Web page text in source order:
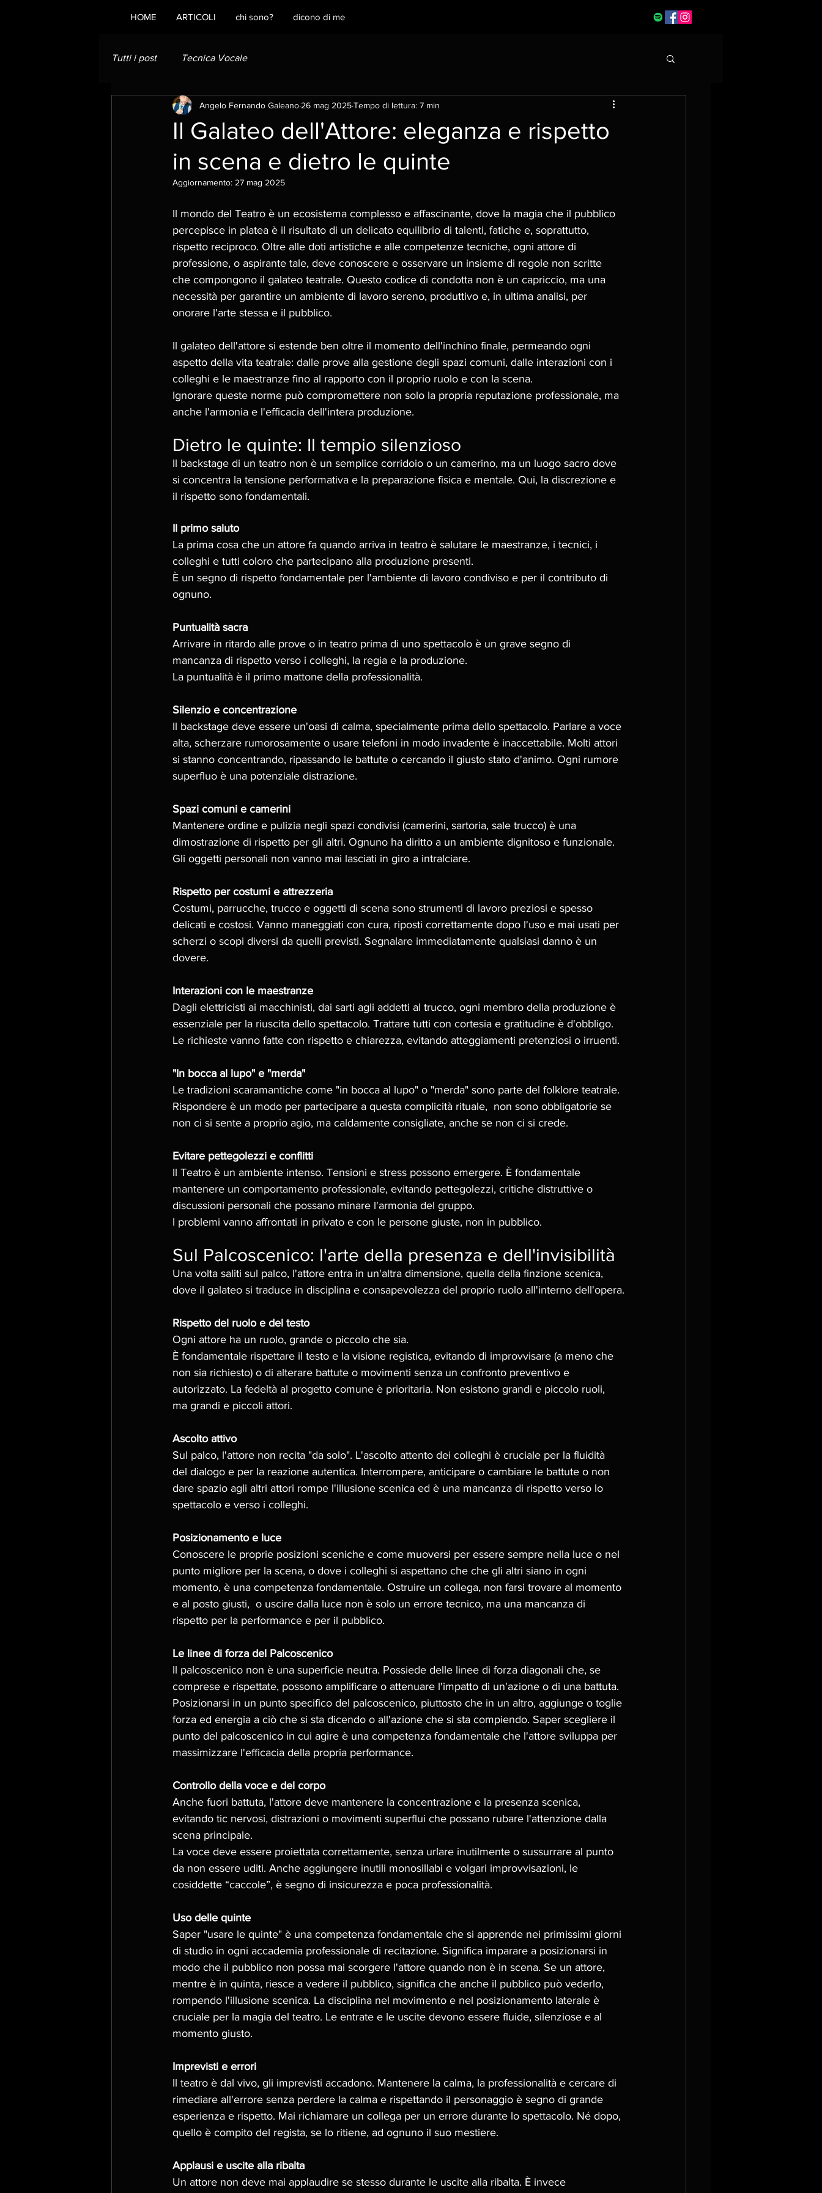
HOME ARTICOLI chi sono? dicono di me
Tutti i post Tecnica Vocale
Il Galateo dell'Attore: eleganza e rispetto
in scena e dietro le quinte
Angelo Fernando Galeano 26 mag 2025Tempo di lettura: 7 min
Aggiornamento: 27 mag 2025
Il mondo del Teatro è un ecosistema complesso e affascinante, dove la magia che il pubblico
percepisce in platea è il risultato di un delicato equilibrio di talenti, fatiche e, soprattutto,
rispetto reciproco. Oltre alle doti artistiche e alle competenze tecniche, ogni attore di
professione, o aspirante tale, deve conoscere e osservare un insieme di regole non scritte
che compongono il galateo teatrale. Questo codice di condotta non è un capriccio, ma una
necessità per garantire un ambiente di lavoro sereno, produttivo e, in ultima analisi, per
onorare l'arte stessa e il pubblico.
Il galateo dell'attore si estende ben oltre il momento dell'inchino finale, permeando ogni
aspetto della vita teatrale: dalle prove alla gestione degli spazi comuni, dalle interazioni con i
colleghi e le maestranze fino al rapporto con il proprio ruolo e con la scena.
Ignorare queste norme può compromettere non solo la propria reputazione professionale, ma
anche l'armonia e l'efficacia dell'intera produzione.
Dietro le quinte: Il tempio silenzioso
Il backstage di un teatro non è un semplice corridoio o un camerino, ma un luogo sacro dove
si concentra la tensione performativa e la preparazione fisica e mentale. Qui, la discrezione e
il rispetto sono fondamentali.
Il primo saluto
La prima cosa che un attore fa quando arriva in teatro è salutare le maestranze, i tecnici, i
colleghi e tutti coloro che partecipano alla produzione presenti.
È un segno di rispetto fondamentale per l'ambiente di lavoro condiviso e per il contributo di
ognuno.
Puntualità sacra
Arrivare in ritardo alle prove o in teatro prima di uno spettacolo è un grave segno di
mancanza di rispetto verso i colleghi, la regia e la produzione.
La puntualità è il primo mattone della professionalità.
Silenzio e concentrazione
Il backstage deve essere un'oasi di calma, specialmente prima dello spettacolo. Parlare a voce
alta, scherzare rumorosamente o usare telefoni in modo invadente è inaccettabile. Molti attori
si stanno concentrando, ripassando le battute o cercando il giusto stato d'animo. Ogni rumore
superfluo è una potenziale distrazione.
Spazi comuni e camerini
Mantenere ordine e pulizia negli spazi condivisi (camerini, sartoria, sale trucco) è una
dimostrazione di rispetto per gli altri. Ognuno ha diritto a un ambiente dignitoso e funzionale.
Gli oggetti personali non vanno mai lasciati in giro a intralciare.
Rispetto per costumi e attrezzeria
Costumi, parrucche, trucco e oggetti di scena sono strumenti di lavoro preziosi e spesso
delicati e costosi. Vanno maneggiati con cura, riposti correttamente dopo l'uso e mai usati per
scherzi o scopi diversi da quelli previsti. Segnalare immediatamente qualsiasi danno è un
dovere.
Interazioni con le maestranze
Dagli elettricisti ai macchinisti, dai sarti agli addetti al trucco, ogni membro della produzione è
essenziale per la riuscita dello spettacolo. Trattare tutti con cortesia e gratitudine è d'obbligo.
Le richieste vanno fatte con rispetto e chiarezza, evitando atteggiamenti pretenziosi o irruenti.
"In bocca al lupo" e "merda"
Le tradizioni scaramantiche come "in bocca al lupo" o "merda" sono parte del folklore teatrale.
Rispondere è un modo per partecipare a questa complicità rituale,  non sono obbligatorie se
non ci si sente a proprio agio, ma caldamente consigliate, anche se non ci si crede.
Evitare pettegolezzi e conflitti
Il Teatro è un ambiente intenso. Tensioni e stress possono emergere. È fondamentale
mantenere un comportamento professionale, evitando pettegolezzi, critiche distruttive o
discussioni personali che possano minare l'armonia del gruppo.
I problemi vanno affrontati in privato e con le persone giuste, non in pubblico.
Sul Palcoscenico: l'arte della presenza e dell'invisibilità
Una volta saliti sul palco, l'attore entra in un'altra dimensione, quella della finzione scenica,
dove il galateo si traduce in disciplina e consapevolezza del proprio ruolo all'interno dell'opera.
Rispetto del ruolo e del testo
Ogni attore ha un ruolo, grande o piccolo che sia.
È fondamentale rispettare il testo e la visione registica, evitando di improvvisare (a meno che
non sia richiesto) o di alterare battute o movimenti senza un confronto preventivo e
autorizzato. La fedeltà al progetto comune è prioritaria. Non esistono grandi e piccolo ruoli,
ma grandi e piccoli attori.
Ascolto attivo
Sul palco, l'attore non recita "da solo". L'ascolto attento dei colleghi è cruciale per la fluidità
del dialogo e per la reazione autentica. Interrompere, anticipare o cambiare le battute o non
dare spazio agli altri attori rompe l'illusione scenica ed è una mancanza di rispetto verso lo
spettacolo e verso i colleghi.
Posizionamento e luce
Conoscere le proprie posizioni sceniche e come muoversi per essere sempre nella luce o nel
punto migliore per la scena, o dove i colleghi si aspettano che che gli altri siano in ogni
momento, è una competenza fondamentale. Ostruire un collega, non farsi trovare al momento
e al posto giusti,  o uscire dalla luce non è solo un errore tecnico, ma una mancanza di
rispetto per la performance e per il pubblico.
Le linee di forza del Palcoscenico
Il palcoscenico non è una superficie neutra. Possiede delle linee di forza diagonali che, se
comprese e rispettate, possono amplificare o attenuare l'impatto di un'azione o di una battuta.
Posizionarsi in un punto specifico del palcoscenico, piuttosto che in un altro, aggiunge o toglie
forza ed energia a ciò che si sta dicendo o all'azione che si sta compiendo. Saper scegliere il
punto del palcoscenico in cui agire è una competenza fondamentale che l'attore sviluppa per
massimizzare l'efficacia della propria performance.
Controllo della voce e del corpo
Anche fuori battuta, l'attore deve mantenere la concentrazione e la presenza scenica,
evitando tic nervosi, distrazioni o movimenti superflui che possano rubare l'attenzione dalla
scena principale.
La voce deve essere proiettata correttamente, senza urlare inutilmente o sussurrare al punto
da non essere uditi. Anche aggiungere inutili monosillabi e volgari improvvisazioni, le
cosiddette “caccole”, è segno di insicurezza e poca professionalità.
Uso delle quinte
Saper "usare le quinte" è una competenza fondamentale che si apprende nei primissimi giorni
di studio in ogni accademia professionale di recitazione. Significa imparare a posizionarsi in
modo che il pubblico non possa mai scorgere l'attore quando non è in scena. Se un attore,
mentre è in quinta, riesce a vedere il pubblico, significa che anche il pubblico può vederlo,
rompendo l'illusione scenica. La disciplina nel movimento e nel posizionamento laterale è
cruciale per la magia del teatro. Le entrate e le uscite devono essere fluide, silenziose e al
momento giusto.
Imprevisti e errori
Il teatro è dal vivo, gli imprevisti accadono. Mantenere la calma, la professionalità e cercare di
rimediare all'errore senza perdere la calma e rispettando il personaggio è segno di grande
esperienza e rispetto. Mai richiamare un collega per un errore durante lo spettacolo. Né dopo,
quello è compito del regista, se lo ritiene, ad ognuno il suo mestiere.
Applausi e uscite alla ribalta
Un attore non deve mai applaudire se stesso durante le uscite alla ribalta. È invece